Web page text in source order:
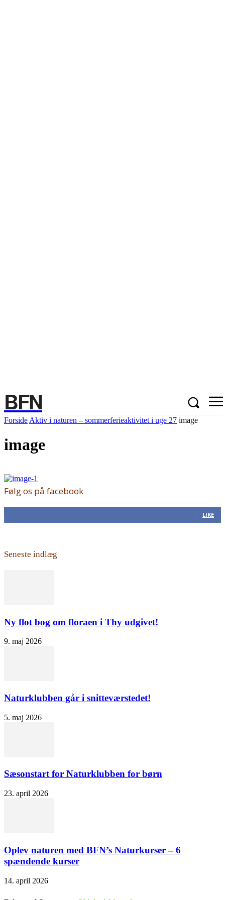
BFN
Forside Aktiv i naturen – sommerferieaktivitet i uge 27 image
image
Følg os på facebook
LIKE
Seneste indlæg
Ny flot bog om floraen i Thy udgivet!
9. maj 2026
Naturklubben går i snitteværstedet!
5. maj 2026
Sæsonstart for Naturklubben for børn
23. april 2026
Oplev naturen med BFN’s Naturkurser – 6
spændende kurser
14. april 2026